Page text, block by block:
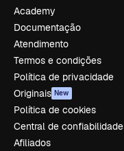
Academy
Documentação
Atendimento
Termos e condições
Política de privacidade
Originais New
Política de cookies
Central de confiabilidade
Afiliados